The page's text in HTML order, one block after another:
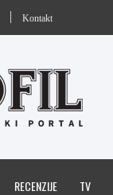
Kontakt
RECENZIJE TV